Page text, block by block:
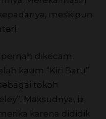
meskipun
dikecam.
kaum “Kiri Baru”
tokoh
Maksudnya, ia
karena dididik